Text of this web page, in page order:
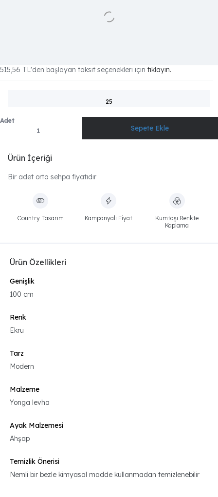
515,56 TL'den başlayan taksit seçenekleri için tıklayın.
25
Adet
Ürün İçeriği
Bir adet orta sehpa fiyatıdır
Country Tasarım Kampanyalı Fiyat
Kumtaşı Renkte
Kaplama
Ürün Özellikleri
Genişlik
100 cm
Renk
Ekru
Tarz
Modern
Malzeme
Yonga levha
Ayak Malzemesi
Ahşap
Temizlik Önerisi
Nemli bir bezle kimyasal madde kullanmadan temizlenebilir